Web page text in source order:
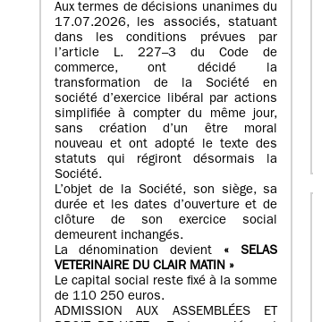
Aux termes de décisions unanimes du
17.07.2026, les associés, statuant
dans les conditions prévues par
l’article L. 227–3 du Code de
commerce, ont décidé la
transformation de la Société en
société d’exercice libéral par actions
simplifiée à compter du même jour,
sans création d’un être moral
nouveau et ont adopté le texte des
statuts qui régiront désormais la
Société.
L’objet de la Société, son siège, sa
durée et les dates d’ouverture et de
clôture de son exercice social
demeurent inchangés.
La dénomination devient « SELAS
VETERINAIRE DU CLAIR MATIN »
Le capital social reste fixé à la somme
de 110 250 euros.
ADMISSION AUX ASSEMBLÉES ET